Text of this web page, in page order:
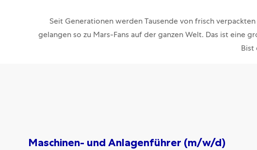
Seit Generationen werden Tausende von frisch
gelangen so zu Mars-Fans auf der ganzen Welt. Das ist eine
Bist
Maschinen- und Anlagenführer (m/w/d)